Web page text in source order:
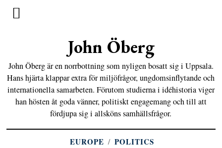
John Öberg
John Öberg är en norrbottning som nyligen bosatt sig i Uppsala.
Hans hjärta klappar extra för miljöfrågor, ungdomsinflytande och
internationella samarbeten. Förutom studierna i idéhistoria viger
han hösten åt goda vänner, politiskt engagemang och till att
fördjupa sig i allsköns samhällsfrågor.
EUROPE / POLITICS